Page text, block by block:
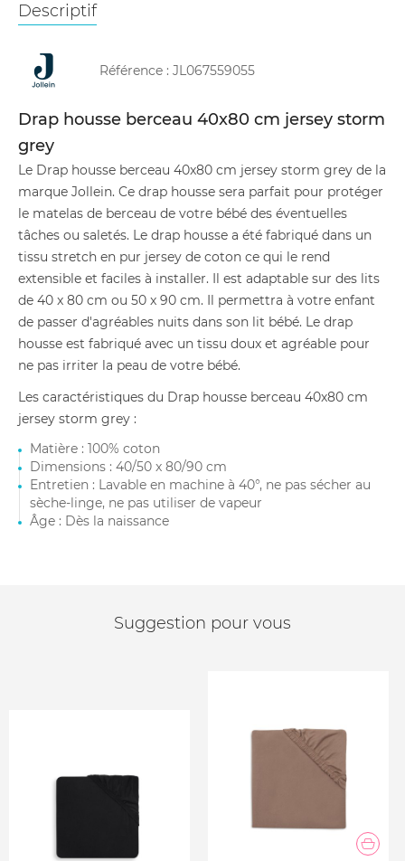
Descriptif
Référence : JL067559055
Drap housse berceau 40x80 cm jersey storm
grey
Le Drap housse berceau 40x80 cm jersey storm grey de la
marque Jollein. Ce drap housse sera parfait pour protéger
le matelas de berceau de votre bébé des éventuelles
tâches ou saletés. Le drap housse a été fabriqué dans un
tissu stretch en pur jersey de coton ce qui le rend
extensible et faciles à installer. Il est adaptable sur des lits
de 40 x 80 cm ou 50 x 90 cm. Il permettra à votre enfant
de passer d'agréables nuits dans son lit bébé. Le drap
housse est fabriqué avec un tissu doux et agréable pour
ne pas irriter la peau de votre bébé.
Les caractéristiques du Drap housse berceau 40x80 cm
jersey storm grey :
Matière : 100% coton
Dimensions : 40/50 x 80/90 cm
Entretien : Lavable en machine à 40°, ne pas sécher au
sèche-linge, ne pas utiliser de vapeur
Âge : Dès la naissance
Suggestion pour vous